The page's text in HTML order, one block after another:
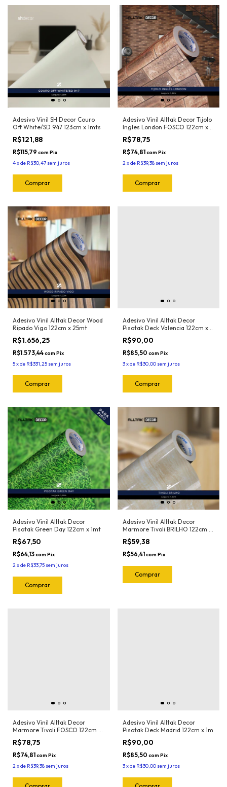
Adesivo Vinil SH Decor Couro
Off White/SD 947 123cm x 1mts
R$121,88
R$115,79 com Pix
4xde R$30,47 sem juros
Adesivo Vinil Alltak Decor Tijolo
Ingles London FOSCO 122cm x
1mt
R$78,75
R$74,81com Pix
2xde R$39,38 sem juros
Adesivo Vinil Alltak Decor Wood
Ripado Vigo 122cm x 25mt
R$1.656,25
R$1.573,44com Pix
5xde R$331,25 sem juros
Adesivo Vinil Alltak Decor
Pisotak Deck Valencia 122cm x
1mt
R$90,00
R$85,50 com Pix
3xde R$30,00 sem juros
Adesivo Vinil Alltak Decor
Pisotak Green Day 122cm x 1mt
R$67,50
R$64,13com Pix
2xde R$33,75 sem juros
Adesivo Vinil Alltak Decor
Marmore Tivoli BRILHO 122cm x
1mt
R$59,38
R$56,41com Pix
Adesivo Vinil Alltak Decor
Marmore Tivoli FOSCO 122cm x
1mt
R$78,75
R$74,81com Pix
2xde R$39,38 sem juros
Adesivo Vinil Alltak Decor
Pisotak Deck Madrid 122cm x 1m
R$90,00
R$85,50 com Pix
3xde R$30,00 sem juros